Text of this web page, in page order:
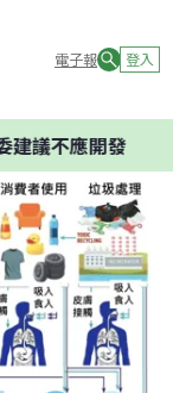
電子報 登入